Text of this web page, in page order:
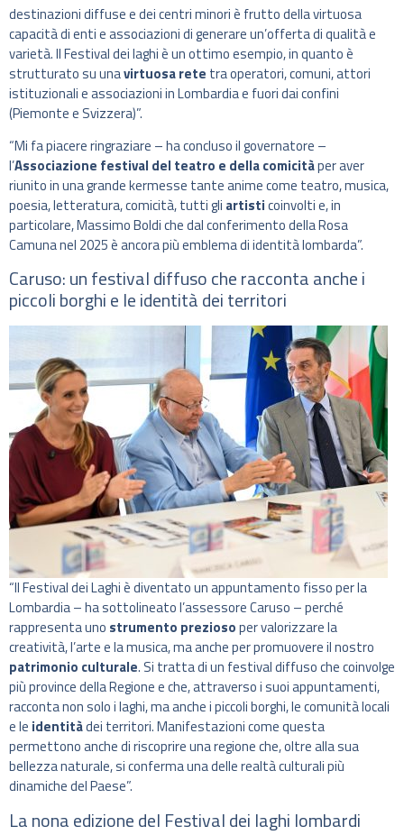
destinazioni diffuse e dei centri minori è frutto della virtuosa
capacità di enti e associazioni di generare un’offerta di qualità e
varietà. Il Festival dei laghi è un ottimo esempio, in quanto è
strutturato su unavirtuosa rete tra operatori, comuni, attori
istituzionali e associazioni in Lombardia e fuori dai confini
(Piemonte e Svizzera)”.
“Mi fa piacere ringraziare – ha concluso il governatore –
l’Associazione festival del teatro e della comicitàper aver
riunito in una grande kermesse tante anime come teatro, musica,
poesia, letteratura, comicità, tutti gli artisticoinvolti e, in
particolare, Massimo Boldi che dal conferimento della Rosa
Camuna nel 2025 è ancora più emblema di identità lombarda”.
Caruso: un festival diffuso che racconta anche i
piccoli borghi e le identità dei territori
“Il Festival dei Laghi è diventato un appuntamento fisso per la
Lombardia – ha sottolineato l’assessore Caruso – perché
rappresenta uno strumento preziosoper valorizzare la
creatività, l’arte e la musica, ma anche per promuovere il nostro
patrimonio culturale. Si tratta di un festival diffuso che coinvolge
più province della Regione e che, attraverso i suoi appuntamenti,
racconta non solo i laghi, ma anche i piccoli borghi, le comunità locali
e le identitàdei territori. Manifestazioni come questa
permettono anche di riscoprire una regione che, oltre alla sua
bellezza naturale, si conferma una delle realtà culturali più
dinamiche del Paese”.
La nona edizione del Festival dei laghi lombardi